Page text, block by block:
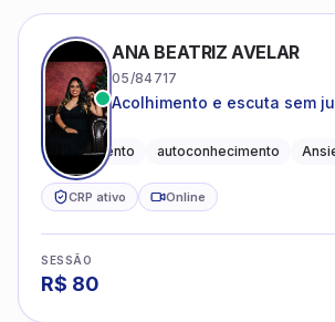
ANA BEATRIZ AVELAR
05/84717
Acolhimento e escuta sem
Acolhimento autoconhecimento
CRP ativo Online
SESSÃO
R$ 80